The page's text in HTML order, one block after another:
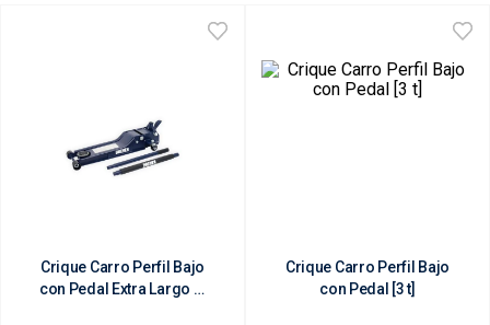
Crique Carro Perfil Bajo
con Pedal Extra Largo [2
Crique Carro Perfil Bajo
con Pedal [3 t]